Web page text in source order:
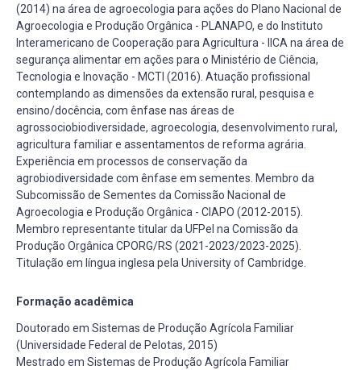
(2014) na área de agroecologia para ações do Plano Nacional de
Agroecologia e Produção Orgânica - PLANAPO, e do Instituto
Interamericano de Cooperação para Agricultura - IICA na área de
segurança alimentar em ações para o Ministério de Ciência,
Tecnologia e Inovação - MCTI (2016). Atuação profissional
contemplando as dimensões da extensão rural, pesquisa e
ensino/docência, com ênfase nas áreas de
agrossociobiodiversidade, agroecologia, desenvolvimento rural,
agricultura familiar e assentamentos de reforma agrária.
Experiência em processos de conservação da
agrobiodiversidade com ênfase em sementes. Membro da
Subcomissão de Sementes da Comissão Nacional de
Agroecologia e Produção Orgânica - CIAPO (2012-2015).
Membro representante titular da UFPel na Comissão da
Produção Orgânica CPORG/RS (2021-2023/2023-2025).
Titulação em língua inglesa pela University of Cambridge.
Formação acadêmica
Doutorado em Sistemas de Produção Agrícola Familiar
(Universidade Federal de Pelotas, 2015)
Mestrado em Sistemas de Produção Agrícola Familiar